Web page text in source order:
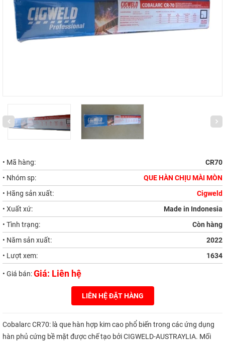
• Mã hàng:
CR70
• Nhóm sp:
QUE HÀN CHỊU MÀI MÒN
• Hãng sản xuất:
Cigweld
• Xuất xứ:
Made in Indonesia
• Tình trạng:
Còn hàng
• Năm sản xuất:
2022
• Lượt xem:
1634
• Giá bán:Giá: Liên hệ
LIÊN HỆ ĐẶT HÀNG
Cobalarc CR70: là que hàn hợp kim cao phổ biến trong các ứng dụng
hàn phủ cứng bề mặt được chế tạo bởi CIGWELD-AUSTRAYLIA. Mối